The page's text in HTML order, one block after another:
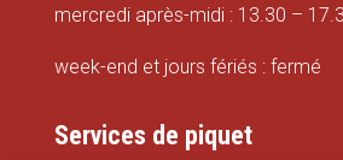
mercredi après-midi : 13.30 –
week-end et jours fériés : fermé
Services de piquet